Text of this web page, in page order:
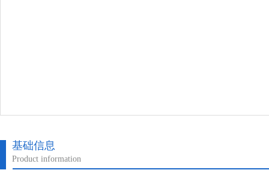
基础信息
Product information